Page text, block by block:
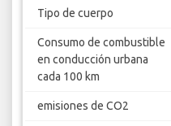
Tipo de cuerpo
Consumo de combustible
en conducción urbana
cada 100 km
emisiones de CO2